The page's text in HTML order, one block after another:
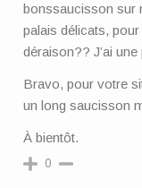
bonssaucisson sur
palais délicats,
déraison?? J’ai une
Bravo, pour votre
un long saucisson
À bientôt.
0